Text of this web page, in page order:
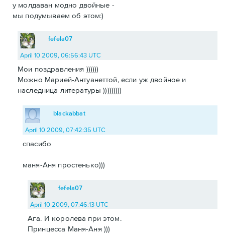
у молдаван модно двойные -
мы подумываем об этом:)
fefela07
April 10 2009, 06:56:43 UTC
Мои поздравления ))))))
Можно Марией-Антуанеттой, если уж двойное и
наследница литературы )))))))))
blackabbat
April 10 2009, 07:42:35 UTC
спасибо
маня-Аня простенько)))
fefela07
April 10 2009, 07:46:13 UTC
Ага. И королева при этом.
Принцесса Маня-Аня )))